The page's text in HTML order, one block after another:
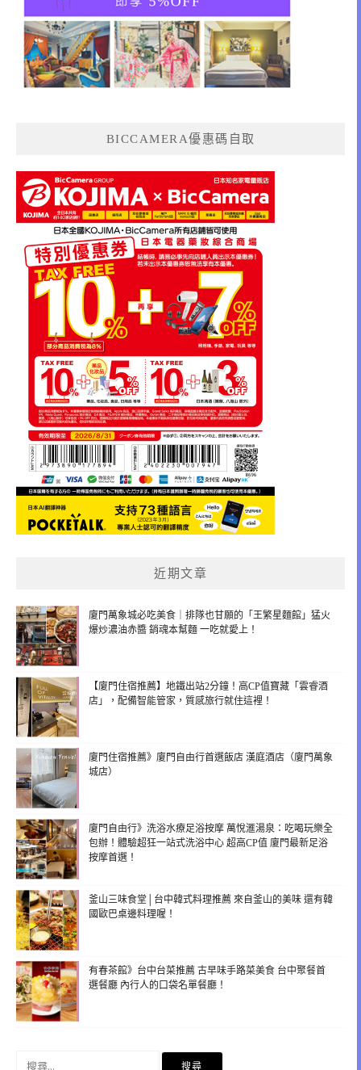
BICCAMERA優惠碼自取
近期文章
廈門萬象城必吃美食｜排隊也甘願的「王繁星麵館」猛火
爆炒濃油赤醬 銷魂本幫麵 一吃就愛上！
【廈門住宿推薦】地鐵出站2分鐘！高CP值寶藏「雲睿酒
店」，配備智能管家，質感旅行就住這裡！
廈門住宿推薦》廈門自由行首選飯店 漢庭酒店（廈門萬象
城店）
廈門自由行》洗浴水療足浴按摩 萬悅滙湯泉：吃喝玩樂全
包辦！體驗超狂一站式洗浴中心 超高CP值 廈門最新足浴
按摩首選！
釜山三味食堂│台中韓式料理推薦 來自釜山的美味 還有韓
國歐巴桌邊料理喔！
有春茶館》台中台菜推薦 古早味手路菜美食 台中聚餐首
選餐廳 內行人的口袋名單餐廳！